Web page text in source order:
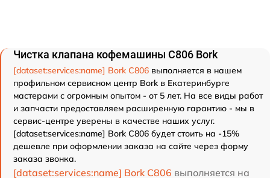
Чистка клапана кофемашины C806 Bork
[dataset:services:name] Bork C806 выполняется в нашем
профильном сервисном центр Bork в Екатеринбурге
мастерами с огромным опытом - от 5 лет. На все виды работ
и запчасти предоставляем расширенную гарантию - мы в
сервис-центре уверены в качестве наших услуг.
[dataset:services:name] Bork C806 будет стоить на -15%
дешевле при оформлении заказа на сайте через форму
заказа звонка.
[dataset:services:name] Bork C806 выполняется на